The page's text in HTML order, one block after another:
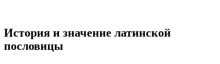
История и значение латинской
пословицы